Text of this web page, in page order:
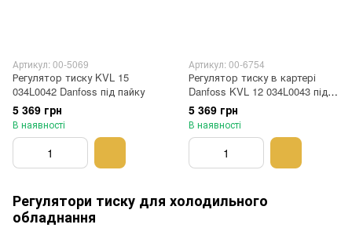
Артикул: 00-5069
Регулятор тиску KVL 15
034L0042 Danfoss під пайку
5 369 грн
В наявності
Артикул: 00-6754
Регулятор тиску в картері
Danfoss KVL 12 034L0043 під
гайку
5 369 грн
В наявності
Регулятори тиску для холодильного
обладнання